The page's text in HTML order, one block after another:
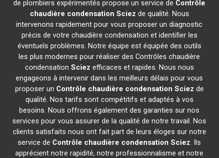
de plombiers expérimentés propose un service de Contrôle
chaudière condensation Sciez de qualité. Nous
intervenons rapidement pour vous proposer un diagnostic
précis de votre chaudière condensation et identifier les
éventuels problèmes. Notre équipe est équipée des outils
les plus modernes pour réaliser des Contrôles chaudière
condensation Sciez efficaces et rapides. Nous nous
engageons à intervenir dans les meilleurs délais pour vous
proposer un Contrôle chaudière condensation Sciez de
qualité. Nos tarifs sont compétitifs et adaptés à vos
besoins. Nous offrons également des garanties sur nos
services pour vous assurer de la qualité de notre travail. Nos
clients satisfaits nous ont fait part de leurs éloges sur notre
service de Contrôle chaudière condensation Sciez. Ils
apprécient notre rapidité, notre professionnalisme et notre